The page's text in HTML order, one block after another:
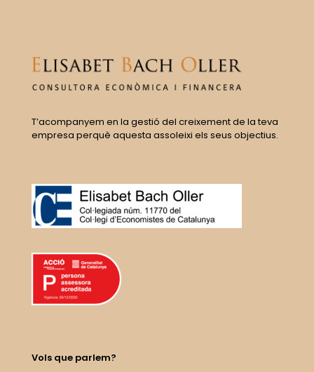
T’acompanyem en la gestió del creixement de la teva
empresa perquè aquesta assoleixi els seus objectius.
Vols que parlem?